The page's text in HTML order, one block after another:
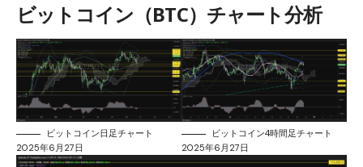
ビットコイン（BTC）チャート分析
ビットコイン日足チャート
2025年6月27日
ビットコイン4時間足チャート
2025年6月27日